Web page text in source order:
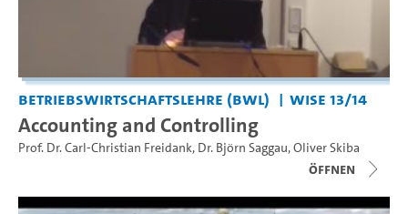
Betriebswirtschaftslehre (BWL) WiSe 13/14
Accounting and Controlling
Prof. Dr. Carl-Christian Freidank, Dr. Björn Saggau,Oliver Skiba
Öffnen